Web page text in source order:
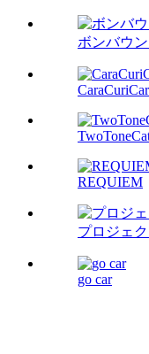
ボンバウン
REQUIEM
プロジェ
go car